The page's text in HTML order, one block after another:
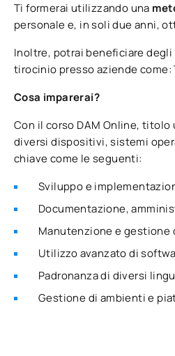
Ti formerai utilizzando una
personale e, in soli due anni,
Inoltre, potrai beneficiare degli
tirocinio presso aziende come:
Cosa imparerai?
Con il corso DAM Online,
diversi dispositivi, sistemi
chiave come le seguenti:
Sviluppo e
Documentazione,
Manutenzione e gestione
Utilizzo avanzato di
Padronanza di diversi
Gestione di ambienti e